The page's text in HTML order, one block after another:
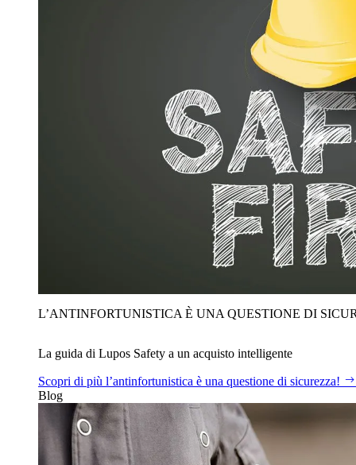
L’ANTINFORTUNISTICA È UNA QUESTIONE DI
La guida di Lupos Safety a un acquisto intelligente
Scopri di più l’antinfortunistica è una questione di sicurezza!
Blog